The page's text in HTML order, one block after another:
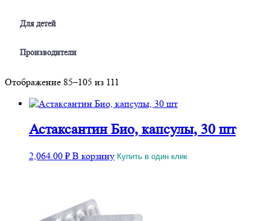
Для детей
Производители
Отображение 85–105 из 111
популярности
Астаксантин Био, капсулы, 30 шт
2,064.00 ₽ В корзину Купить в один клик